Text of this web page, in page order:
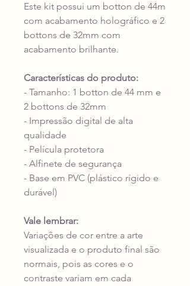
Este kit possui um botton de 44m
com acabamento holográfico e 2
bottons de 32mm com
acabamento brilhante.
Características do produto:
- Tamanho: 1 botton de 44 mm e
2 bottons de 32mm
- Impressão digital de alta
qualidade
- Película protetora
- Alfinete de segurança
- Base em PVC (plástico rígido e
durável)
Vale lembrar:
Variações de cor entre a arte
visualizada e o produto final são
normais, pois as cores e o
contraste variam em cada